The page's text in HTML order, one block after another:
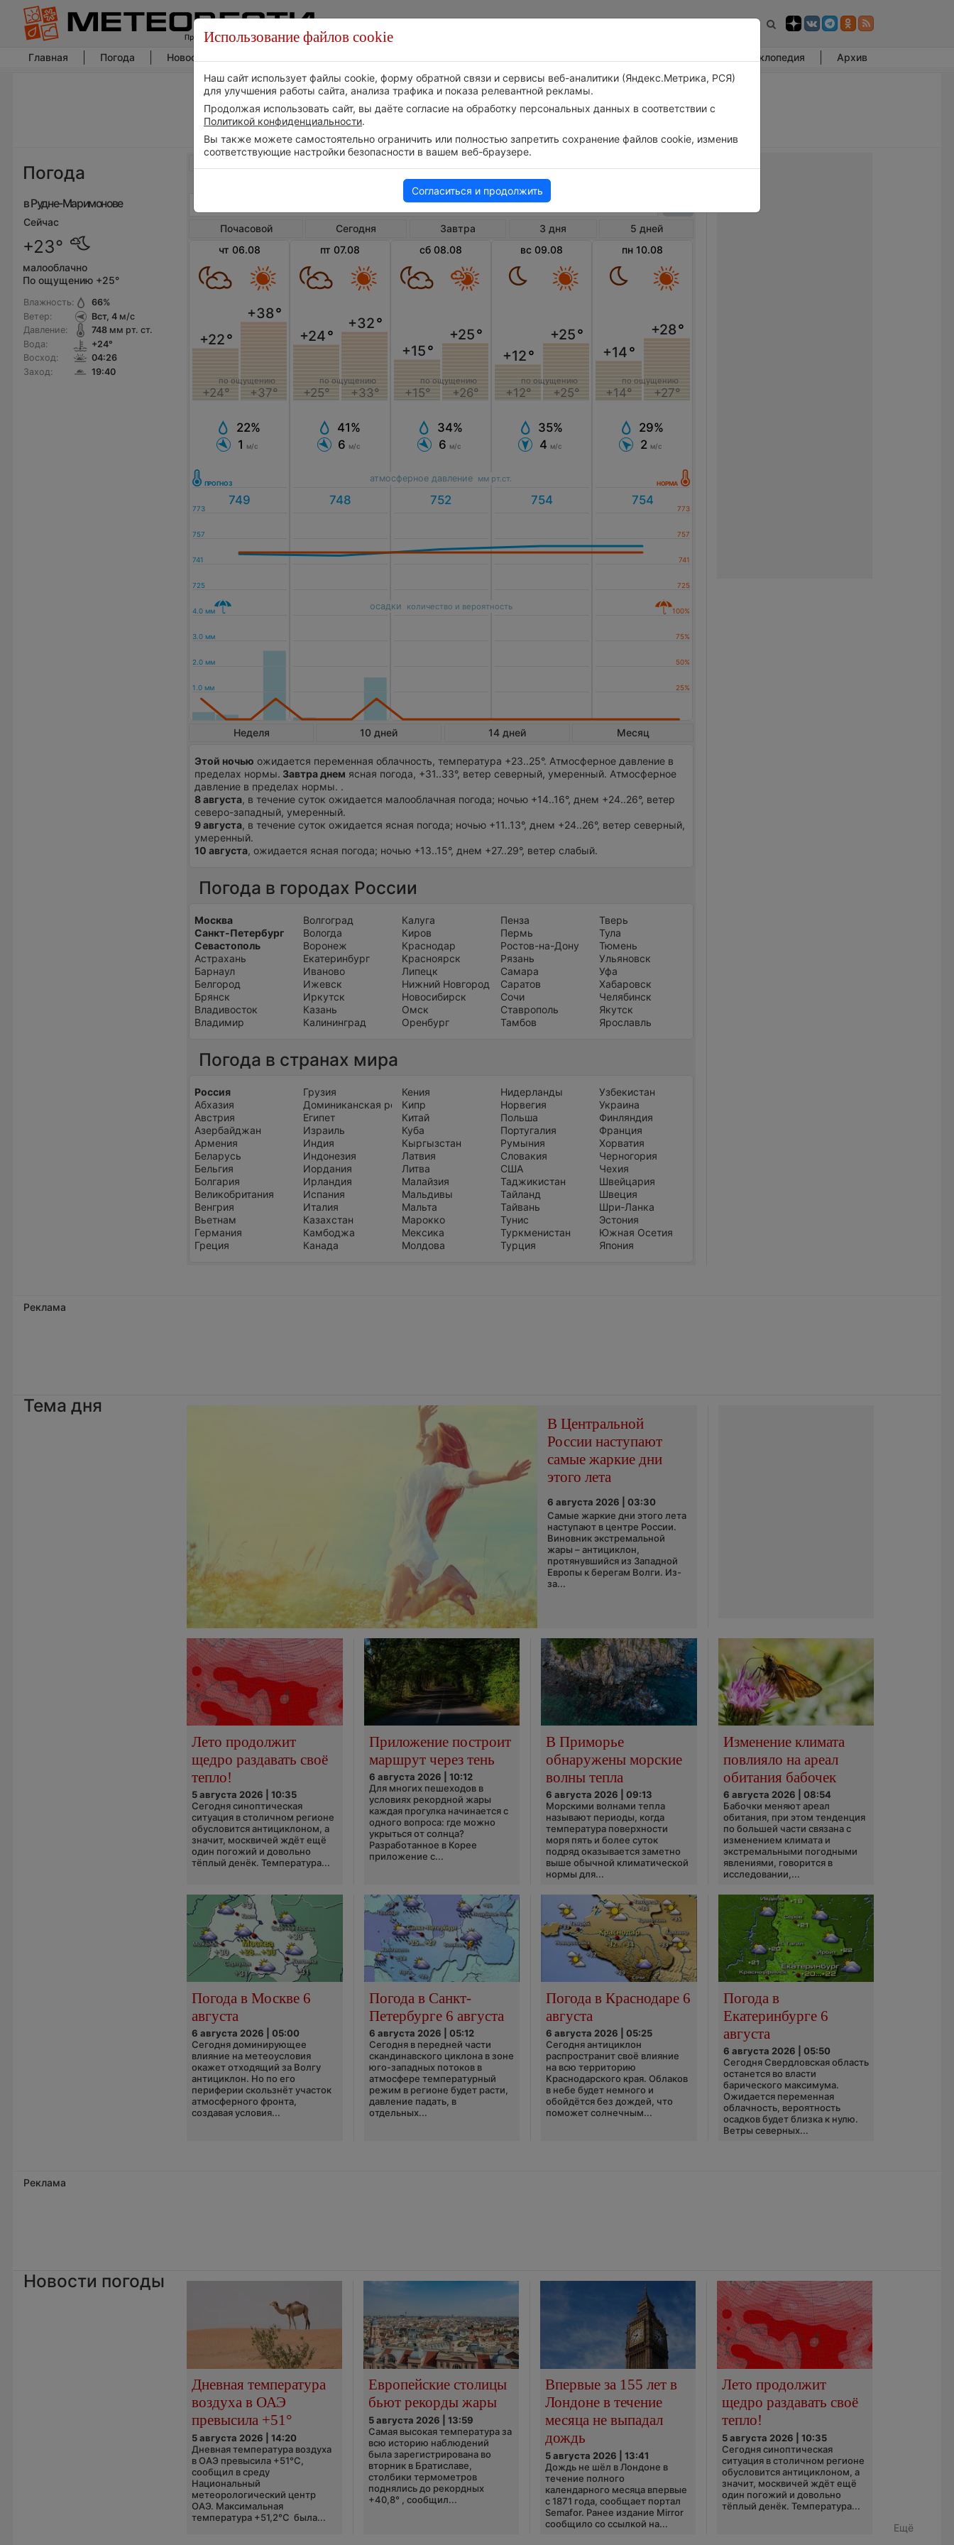
Главная Погода Новости погоды Энциклопедия Архив
Погода
в Рудне-Маримонове
Сейчас
+23°
малооблачно
По ощущению +25°
Влажность:
Ветер:
Давление:
Вода:
Восход:
Заход:
66%
Вст, 4м/с
748мм рт. ст.
+24°
04:26
19:40
Погода в Рудне-Маримонове
Почасовой Сегодня Завтра 3 дня
5 дней
чт 06.08
+22°
+24°
+38°
+37°
по ощущению
22%
1
м/с
пт 07.08
+24°
+25°
+32°
+33°
по ощущению
41%
6 м/с
сб 08.08
+15°
+15°
+25°
+26°
по ощущению
34%
6 м/с
вс 09.08
+12°
+12°
+25°
+25°
по ощущению
35%
4 м/с
пн 10.08
+14°
+14°
+28°
+27°
по ощущению
29%
2 м/с
атмосферное давление мм рт.ст.
осадки количество и вероятность
Неделя 10 дней 14 дней Месяц
Этой ночью ожидается переменная облачность, температура +23..25°. Атмосферное давление в
пределах нормы. Завтра днем ясная погода, +31..33°, ветер северный, умеренный. Атмосферное
давление в пределах нормы. .
8 августа, в течение суток ожидается малооблачная погода; ночью +14..16°, днем +24..26°, ветер
северо-западный, умеренный.
9 августа, в течение суток ожидается ясная погода; ночью +11..13°, днем +24..26°, ветер северный,
умеренный.
10 августа, ожидается ясная погода; ночью +13..15°, днем +27..29°, ветер слабый.
Погода в городах России
Москва
Санкт-Петербург
Севастополь
Астрахань
Барнаул
Белгород
Брянск
Владивосток
Владимир
Волгоград
Вологда
Воронеж
Екатеринбург
Иваново
Ижевск
Иркутск
Казань
Калининград
Калуга
Киров
Краснодар
Красноярск
Липецк
Нижний Новгород
Новосибирск
Омск
Оренбург
Пенза
Пермь
Ростов-на-Дону
Рязань
Самара
Саратов
Сочи
Ставрополь
Тамбов
Тверь
Тула
Тюмень
Ульяновск
Уфа
Хабаровск
Челябинск
Якутск
Ярославль
Погода в странах мира
Россия
Абхазия
Австрия
Азербайджан
Армения
Беларусь
Бельгия
Болгария
Великобритания
Венгрия
Вьетнам
Германия
Греция
Грузия
Доминиканская республика
Египет
Израиль
Индия
Индонезия
Иордания
Ирландия
Испания
Италия
Казахстан
Камбоджа
Канада
Кения
Кипр
Китай
Куба
Кыргызстан
Латвия
Литва
Малайзия
Мальдивы
Мальта
Марокко
Мексика
Молдова
Нидерланды
Норвегия
Польша
Португалия
Румыния
Словакия
США
Таджикистан
Тайланд
Тайвань
Тунис
Туркменистан
Турция
Узбекистан
Украина
Финляндия
Франция
Хорватия
Черногория
Чехия
Швейцария
Швеция
Шри-Ланка
Эстония
Южная Осетия
Япония
Реклама
Тема дня
В Центральной
России наступают
самые жаркие дни
этого лета
6 августа 2026 | 03:30
Самые жаркие дни этого лета
наступают в центре России.
Виновник экстремальной
жары – антициклон,
протянувшийся из Западной
Европы к берегам Волги. Из-
за...
Лето продолжит
щедро раздавать своё
тепло!
5 августа 2026 | 10:35
Сегодня синоптическая
ситуация в столичном регионе
обусловится антициклоном, а
значит, москвичей ждёт ещё
один погожий и довольно
тёплый денёк. Температура...
Приложение построит
маршрут через тень
6 августа 2026 | 10:12
Для многих пешеходов в
условиях рекордной жары
каждая прогулка начинается с
одного вопроса: где можно
укрыться от солнца?
Разработанное в Корее
приложение с...
В Приморье
обнаружены морские
волны тепла
6 августа 2026 | 09:13
Морскими волнами тепла
называют периоды, когда
температура поверхности
моря пять и более суток
подряд оказывается заметно
выше обычной климатической
нормы для...
Изменение климата
повлияло на ареал
обитания бабочек
6 августа 2026 | 08:54
Бабочки меняют ареал
обитания, при этом тенденция
по большей части связана с
изменением климата и
экстремальными погодными
явлениями, говорится в
исследовании,...
Погода в Москве 6
августа
6 августа 2026 | 05:00
Сегодня доминирующее
влияние на метеоусловия
окажет отходящий за Волгу
антициклон. Но по его
периферии скользнёт участок
атмосферного фронта,
создавая условия...
Погода в Санкт-
Петербурге 6 августа
6 августа 2026 | 05:12
Сегодня в передней части
скандинавского циклона в зоне
юго-западных потоков в
атмосфере температурный
режим в регионе будет расти,
давление падать, в
отдельных...
Погода в Краснодаре 6
августа
6 августа 2026 | 05:25
Сегодня антициклон
распространит своё влияние
на всю территорию
Краснодарского края. Облаков
в небе будет немного и
обойдётся без дождей, что
поможет солнечным...
Погода в
Екатеринбурге 6
августа
6 августа 2026 | 05:50
Сегодня Свердловская область
останется во власти
барического максимума.
Ожидается переменная
облачность, вероятность
осадков будет близка к нулю.
Ветры северных...
Реклама
Новости погоды
Дневная температура
воздуха в ОАЭ
превысила +51°
5 августа 2026 | 14:20
Дневная температура воздуха
в ОАЭ превысила +51°C,
сообщил в среду
Национальный
метеорологический центр
ОАЭ. Максимальная
температура +51,2°C была...
Европейские столицы
бьют рекорды жары
5 августа 2026 | 13:59
Самая высокая температура за
всю историю наблюдений
была зарегистрирована во
вторник в Братиславе,
столбики термометров
поднялись до рекордных
+40,8° , сообщил...
Впервые за 155 лет в
Лондоне в течение
месяца не выпадал
дождь
5 августа 2026 | 13:41
Дождь не шёл в Лондоне в
течение полного
календарного месяца впервые
с 1871 года, сообщает портал
Semafor. Ранее издание Mirror
сообщило со ссылкой на...
Лето продолжит
щедро раздавать своё
тепло!
5 августа 2026 | 10:35
Сегодня синоптическая
ситуация в столичном регионе
обусловится антициклоном, а
значит, москвичей ждёт ещё
один погожий и довольно
тёплый денёк. Температура...
Ещё
Использование файлов cookie
Наш сайт использует файлы cookie, форму обратной связи и сервисы веб-аналитики (Яндекс.Метрика, РСЯ)
для улучшения работы сайта, анализа трафика и показа релевантной рекламы.
Продолжая использовать сайт, вы даёте согласие на обработку персональных данных в соответствии с
Политикой конфиденциальности.
Вы также можете самостоятельно ограничить или полностью запретить сохранение файлов cookie, изменив
соответствующие настройки безопасности в вашем веб-браузере.
Согласиться и продолжить